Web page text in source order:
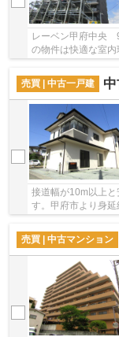
レーベン甲府中央
の物件は快適な室
売買 | 中古一戸建
接道幅が10m以上
す。甲府市より身
売買 | 中古マンション